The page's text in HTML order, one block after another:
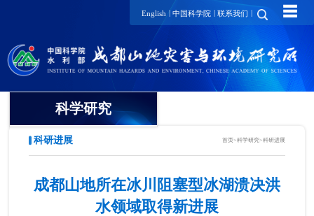
English | 中国科学院 | 联系我们 | ☰
科学研究
领域方向
创新团队
山地灾害研究领域
创新单元
科研进展 首页>科学研究>科研进展
成都山地所在冰川阻塞型冰湖溃决洪
水领域取得新进展